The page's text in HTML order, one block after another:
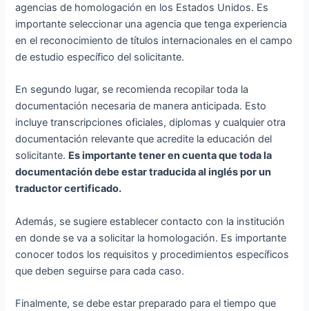
agencias de homologación en los Estados Unidos. Es
importante seleccionar una agencia que tenga experiencia
en el reconocimiento de títulos internacionales en el campo
de estudio específico del solicitante.
En segundo lugar, se recomienda recopilar toda la
documentación necesaria de manera anticipada. Esto
incluye transcripciones oficiales, diplomas y cualquier otra
documentación relevante que acredite la educación del
solicitante. Es importante tener en cuenta que toda la
documentación debe estar traducida al inglés por un
traductor certificado.
Además, se sugiere establecer contacto con la institución
en donde se va a solicitar la homologación. Es importante
conocer todos los requisitos y procedimientos específicos
que deben seguirse para cada caso.
Finalmente, se debe estar preparado para el tiempo que